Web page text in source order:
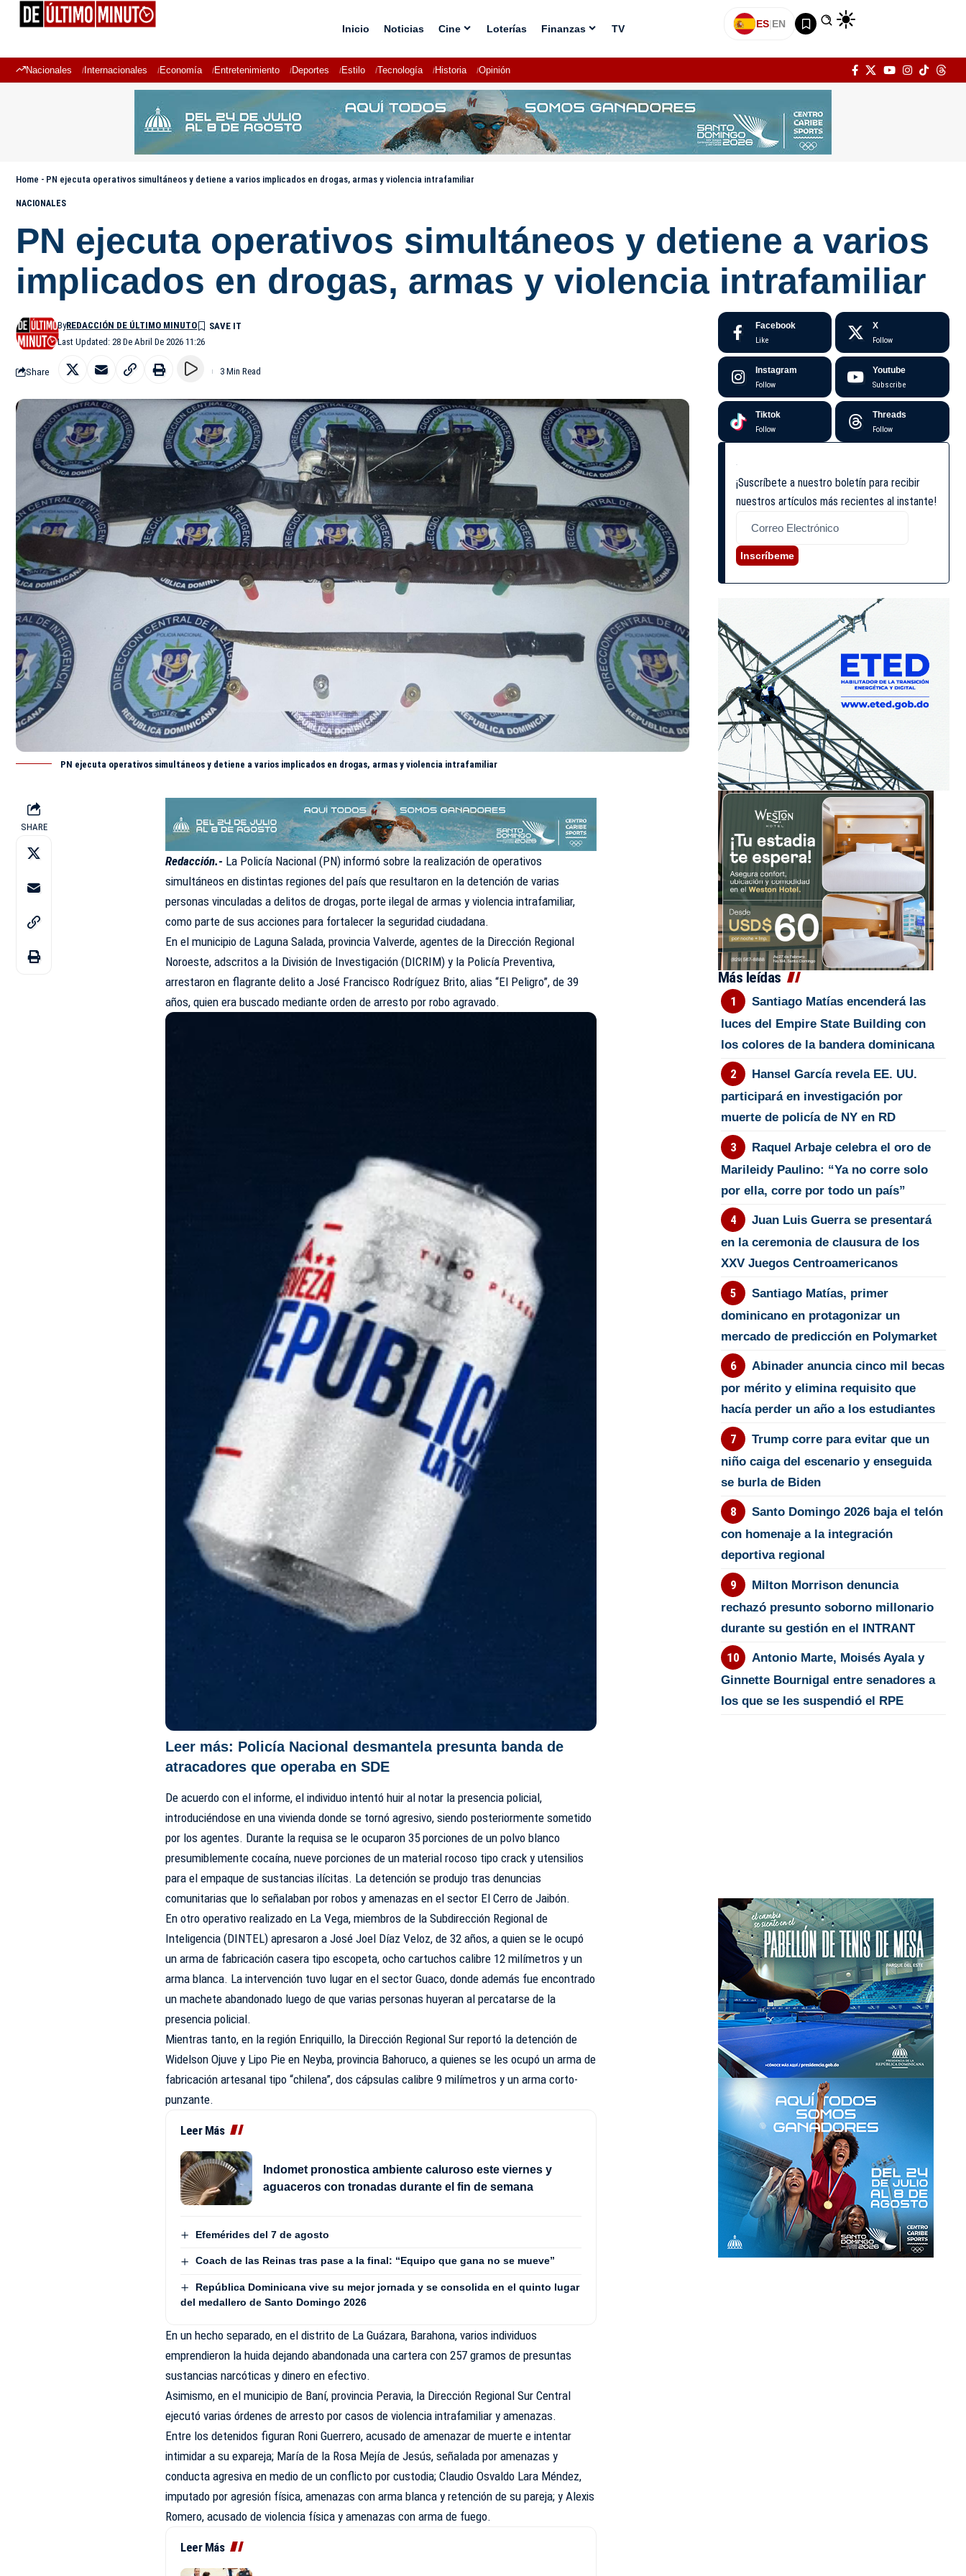
Inicio Noticias Cine Loterías Finanzas TV ES|EN
Nacionales Internacionales Economía Entretenimiento Deportes Estilo Tecnología Historia Opinión
Home - PN ejecuta operativos simultáneos y detiene a varios implicados en drogas, armas y violencia intrafamiliar
NACIONALES
PN ejecuta operativos simultáneos y detiene a varios
implicados en drogas, armas y violencia intrafamiliar
Last Updated: 28 De Abril De 2026 11:26
ByREDACCIÓN DE ÚLTIMO MINUTO
Share 3 Min Read
PN ejecuta operativos simultáneos y detiene a varios implicados en drogas, armas y violencia intrafamiliar
SHARE
Redacción.- La Policía Nacional (PN) informó sobre la realización de operativos
simultáneos en distintas regiones del país que resultaron en la detención de varias
personas vinculadas a delitos de drogas, porte ilegal de armas y violencia intrafamiliar,
como parte de sus acciones para fortalecer la seguridad ciudadana.
En el municipio de Laguna Salada, provincia Valverde, agentes de la Dirección Regional
Noroeste, adscritos a la División de Investigación (DICRIM) y la Policía Preventiva,
arrestaron en flagrante delito a José Francisco Rodríguez Brito, alias “El Peligro”, de 39
años, quien era buscado mediante orden de arresto por robo agravado.
Leer más: Policía Nacional desmantela presunta banda de
atracadores que operaba en SDE
De acuerdo con el informe, el individuo intentó huir al notar la presencia policial,
introduciéndose en una vivienda donde se tornó agresivo, siendo posteriormente sometido
por los agentes. Durante la requisa se le ocuparon 35 porciones de un polvo blanco
presumiblemente cocaína, nueve porciones de un material rocoso tipo crack y utensilios
para el empaque de sustancias ilícitas. La detención se produjo tras denuncias
comunitarias que lo señalaban por robos y amenazas en el sector El Cerro de Jaibón.
En otro operativo realizado en La Vega, miembros de la Subdirección Regional de
Inteligencia (DINTEL) apresaron a José Joel Díaz Veloz, de 32 años, a quien se le ocupó
un arma de fabricación casera tipo escopeta, ocho cartuchos calibre 12 milímetros y un
arma blanca. La intervención tuvo lugar en el sector Guaco, donde además fue encontrado
un machete abandonado luego de que varias personas huyeran al percatarse de la
presencia policial.
Mientras tanto, en la región Enriquillo, la Dirección Regional Sur reportó la detención de
Widelson Ojuve y Lipo Pie en Neyba, provincia Bahoruco, a quienes se les ocupó un arma de
fabricación artesanal tipo “chilena”, dos cápsulas calibre 9 milímetros y un arma corto-
punzante.
Leer Más
Indomet pronostica ambiente caluroso este viernes y
aguaceros con tronadas durante el fin de semana
Efemérides del 7 de agosto
Coach de las Reinas tras pase a la final: “Equipo que gana no se mueve”
República Dominicana vive su mejor jornada y se consolida en el quinto lugar
del medallero de Santo Domingo 2026
En un hecho separado, en el distrito de La Guázara, Barahona, varios individuos
emprendieron la huida dejando abandonada una cartera con 257 gramos de presuntas
sustancias narcóticas y dinero en efectivo.
Asimismo, en el municipio de Baní, provincia Peravia, la Dirección Regional Sur Central
ejecutó varias órdenes de arresto por casos de violencia intrafamiliar y amenazas.
Entre los detenidos figuran Roni Guerrero, acusado de amenazar de muerte e intentar
intimidar a su expareja; María de la Rosa Mejía de Jesús, señalada por amenazas y
conducta agresiva en medio de un conflicto por custodia; Claudio Osvaldo Lara Méndez,
imputado por agresión física, amenazas con arma blanca y retención de su pareja; y Alexis
Romero, acusado de violencia física y amenazas con arma de fuego.
Leer Más
Facebook
Like
X
Follow
Instagram
Follow
Youtube
Subscribe
Tiktok
Follow
Threads
Follow
¡Suscríbete a nuestro boletín para recibir
nuestros artículos más recientes al instante!
Inscríbeme
Más leídas
Santiago Matías encenderá las
luces del Empire State Building con
los colores de la bandera dominicana
Hansel García revela EE. UU.
participará en investigación por
muerte de policía de NY en RD
Raquel Arbaje celebra el oro de
Marileidy Paulino: “Ya no corre solo
por ella, corre por todo un país”
Juan Luis Guerra se presentará
en la ceremonia de clausura de los
XXV Juegos Centroamericanos
Santiago Matías, primer
dominicano en protagonizar un
mercado de predicción en Polymarket
Abinader anuncia cinco mil becas
por mérito y elimina requisito que
hacía perder un año a los estudiantes
Trump corre para evitar que un
niño caiga del escenario y enseguida
se burla de Biden
Santo Domingo 2026 baja el telón
con homenaje a la integración
deportiva regional
Milton Morrison denuncia
rechazó presunto soborno millonario
durante su gestión en el INTRANT
Antonio Marte, Moisés Ayala y
Ginnette Bournigal entre senadores a
los que se les suspendió el RPE